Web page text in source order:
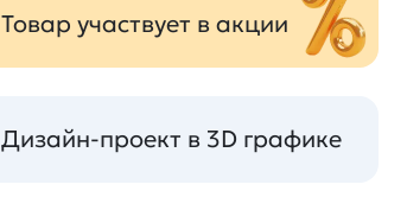
Товар участвует в акции
Дизайн-проект в 3D графике